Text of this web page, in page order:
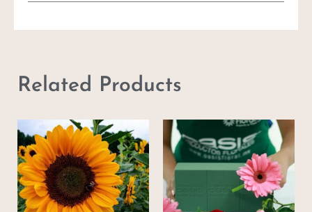
Related Products